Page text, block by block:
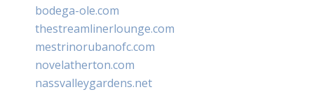
bodega-ole.com
thestreamlinerlounge.com
mestrinorubanofc.com
novelatherton.com
nassvalleygardens.net